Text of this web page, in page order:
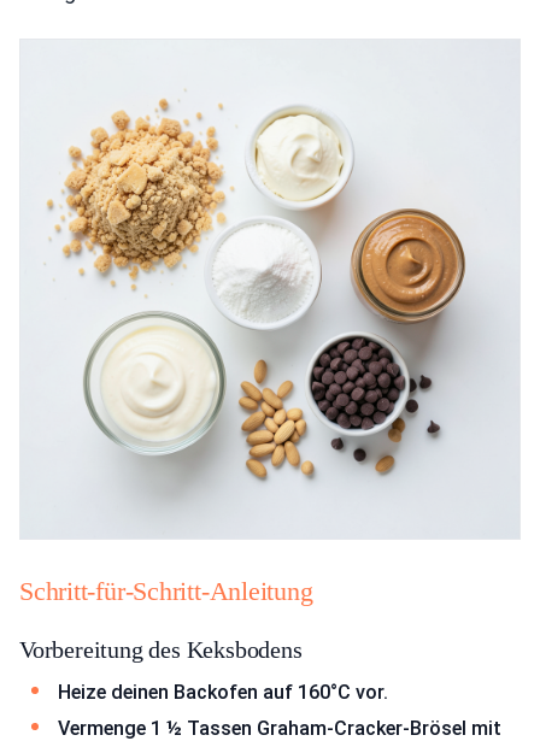
Schritt-für-Schritt-Anleitung
Vorbereitung des Keksbodens
Heize deinen Backofen auf 160°C vor.
Vermenge 1 ½ Tassen Graham-Cracker-Brösel mit